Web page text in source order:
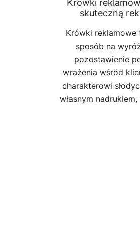
Krówki
skuteczną
Krówki
sposób na
pozostawienie
wrażenia wśród
charakterowi
własnym